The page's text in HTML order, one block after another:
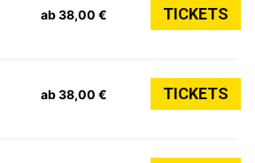
ab 38,00 € TICKETS
ab 38,00 € TICKETS